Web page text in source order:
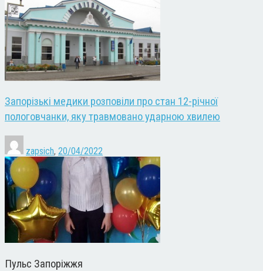
Запорізькі медики розповіли про стан 12-річної
пологовчанки, яку травмовано ударною хвилею
zapsich, 20/04/2022
Пульс Запоріжжя